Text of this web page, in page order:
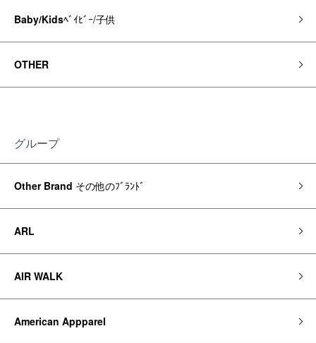
Baby/Kidsﾍﾞｲﾋﾞｰ/子供
OTHER
グループ
Other Brand その他のﾌﾞﾗﾝﾄﾞ
ARL
AIR WALK
American Appparel